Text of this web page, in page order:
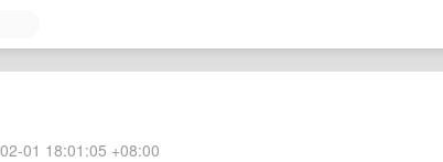
01 18:01:05 +08:00